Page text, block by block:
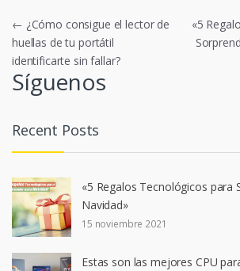
Navegación
de
entradas
← ¿Cómo consigue el lector de
huellas de tu portátil
identificarte sin fallar?
«5
Síguenos
Recent Posts
«5 Regalos Tecnológicos para
Navidad»
15 noviembre 2021
Estas son las mejores CPU